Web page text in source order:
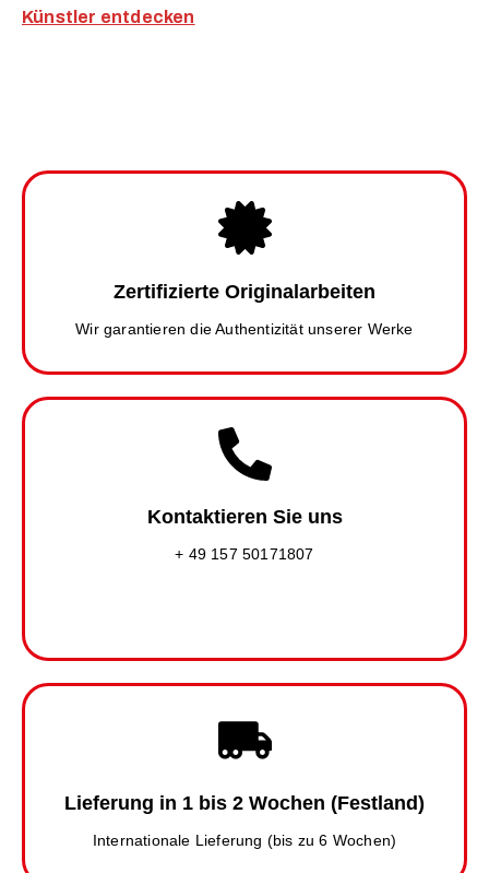
Künstler entdecken
Zertifizierte Originalarbeiten
Wir garantieren die Authentizität unserer Werke
Kontaktieren Sie uns
+ 49 157 50171807
Lieferung in 1 bis 2 Wochen (Festland)
Internationale Lieferung (bis zu 6 Wochen)